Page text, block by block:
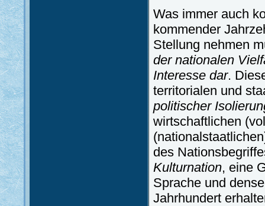
Was immer auch
kommender
Stellung nehmen
der nationalen
Interesse dar.
territorialen und
politischer
wirtschaftlichen
des
Kulturnation, eine
Sprache und
Jahrhundert